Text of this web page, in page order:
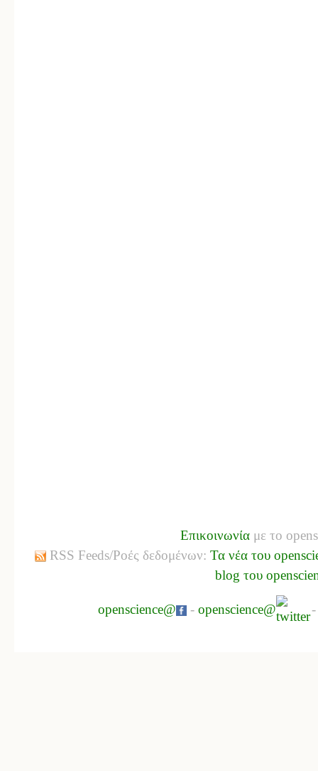
Επικοινωνία με το
RSS Feeds/Ροές δεδομένων: Τα νέα του
blog του
openscience@ - openscience@